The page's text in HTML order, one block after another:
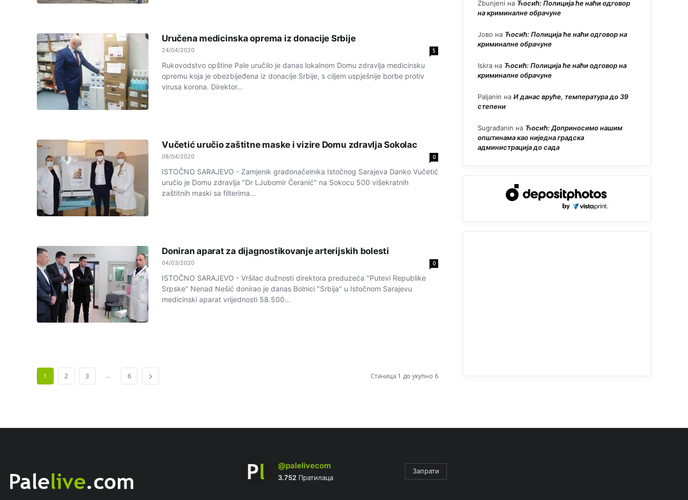
Uručena medicinska oprema iz donacije Srbije
24/04/2020 5
Rukovodstvo opštine Pale uručilo je danas lokalnom Domu zdravlja medicinsku
opremu koja je obezbijeđena iz donacije Srbije, s ciljem uspješnije borbe protiv
virusa korona. Direktor...
Vučetić uručio zaštitne maske i vizire Domu zdravlja Sokolac
08/04/2020 0
ISTOČNO SARAJEVO - Zamjenik gradonačelnika Istočnog Sarajeva Danko Vučetić
uručio je Domu zdravlja "Dr LJubomir Ćeranić" na Sokocu 500 višekratnih
zaštitnih maski sa filterima...
Doniran aparat za dijagnostikovanje arterijskih bolesti
04/03/2020 0
ISTOČNO SARAJEVO - Vršilac dužnosti direktora preduzeća "Putevi Republike
Srpske" Nenad Nešić donirao je danas Bolnici "Srbija" u Istočnom Sarajevu
medicinski aparat vrijednosti 58.500...
1 2 3 ... 6 Станица 1 до укупно 6
Zbunjeni на Ћосић: Полиција ће наћи одговор
на криминалне обрачуне
Јово на Ћосић: Полиција ће наћи одговор на
криминалне обрачуне
Iskra на Ћосић: Полиција ће наћи одговор на
криминалне обрачуне
Paljanin на И данас вруће, температура до 39
степени
Sugrađanin на Ћосић: Доприносимо нашим
општинама као ниједна градска
администрација до сада
@palelivecom
3.752Пратилаца
Запрати